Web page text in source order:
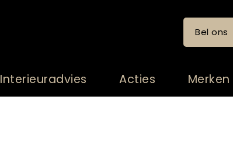
Bel ons
Interieuradvies Acties Merken